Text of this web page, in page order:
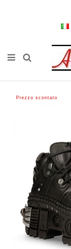
Prezzo scontato